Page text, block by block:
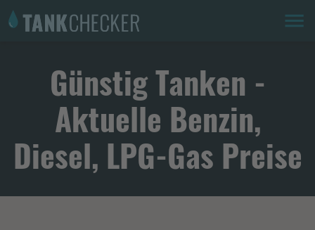
Günstig Tanken -
Aktuelle Benzin,
Diesel, LPG-Gas Preise